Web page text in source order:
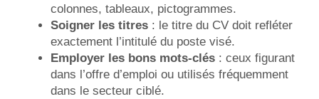
colonnes, tableaux, pictogrammes.
Soigner les titres : le titre du CV doit refléter
exactement l’intitulé du poste visé.
Employer les bons mots-clés : ceux figurant
dans l’offre d’emploi ou utilisés fréquemment
dans le secteur ciblé.